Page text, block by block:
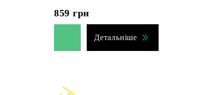
859 грн
Детальніше